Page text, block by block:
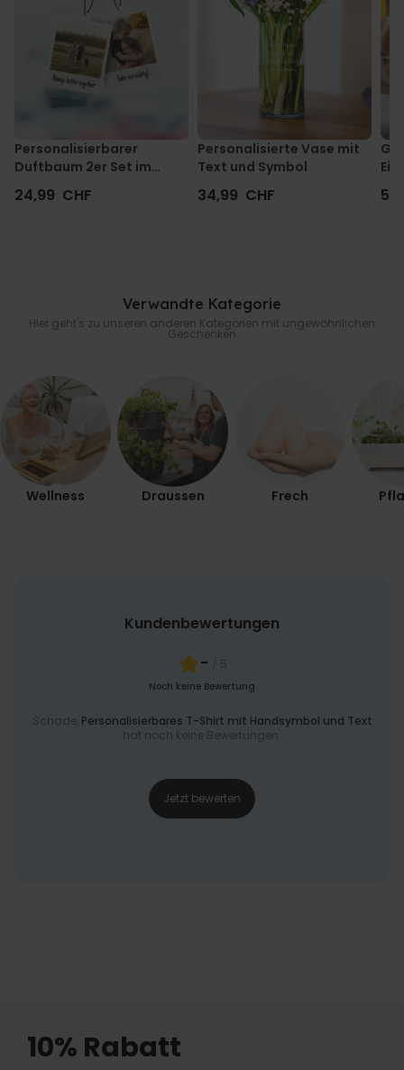
Personalisierbarer
Duftbaum 2er Set im
Polaroid-Look
24,99 CHF
Personalisierte Vase mit
Text und Symbol
34,99 CHF
Verwandte Kategorie
Hier geht's zu unseren anderen Kategorien mit ungewöhnlichen
Geschenken
Wellness Draussen Frech
Kundenbewertungen
- / 5
Noch keine Bewertung
Schade, Personalisierbares T-Shirt mit Handsymbol und Text
hat noch keine Bewertungen.
Jetzt bewerten
10% Rabatt